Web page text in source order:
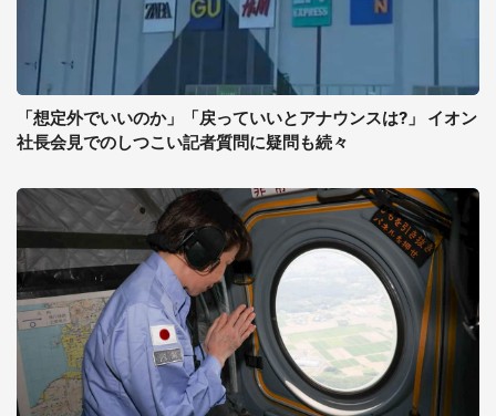
「想定外でいいのか」「戻っていいとアナウンスは?」 イオン
社長会見でのしつこい記者質問に疑問も続々